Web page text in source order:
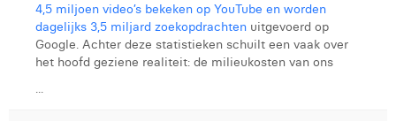
4,5 miljoen video’s bekeken op YouTube en worden
dagelijks 3,5 miljard zoekopdrachten uitgevoerd op
Google. Achter deze statistieken schuilt een vaak over
het hoofd geziene realiteit: de milieukosten van ons
...